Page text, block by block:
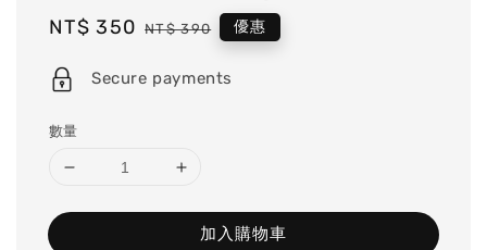
Sale
NT$ 350 Regular
NT$ 390 優惠
Secure payments
數量
加入購物車